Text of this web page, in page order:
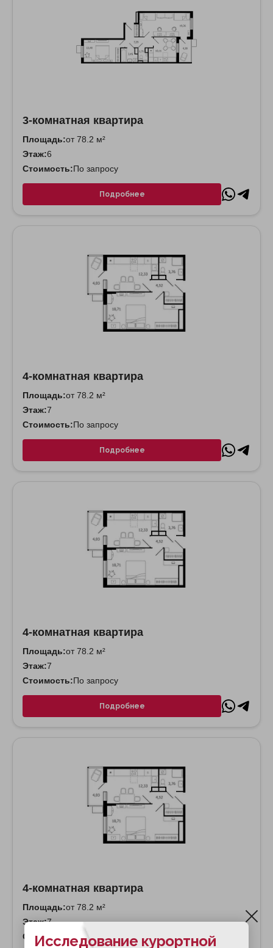
3-комнатная квартира
Площадь:от 78.2 м²
Этаж:6
Стоимость:По запросу
Подробнее
4-комнатная квартира
Площадь:от 78.2 м²
Этаж:7
Стоимость:По запросу
Подробнее
4-комнатная квартира
Площадь:от 78.2 м²
Этаж:7
Стоимость:По запросу
Подробнее
4-комнатная квартира
Площадь:от 78.2 м²
Этаж:7
Стоимость:По запросу
Исследование курортной